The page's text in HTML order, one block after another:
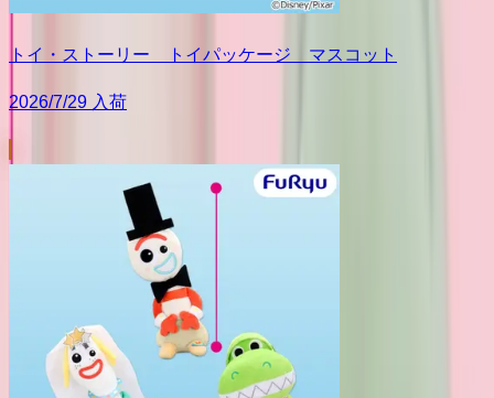
トイ・ストーリー トイパッケージ マスコット
2026/7/29 入荷